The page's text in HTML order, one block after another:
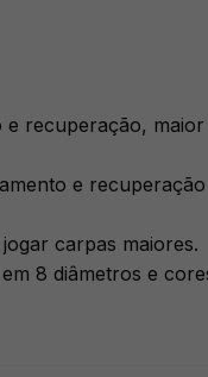
recuperação,
e
carpas maiores.
8 diâmetros e